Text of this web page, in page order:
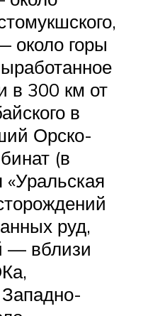
около горы
в 300 км от
в
Орско-
(в
руд,
— вблизи